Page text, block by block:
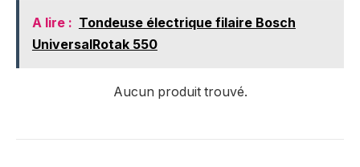
A lire : Tondeuse électrique filaire Bosch
UniversalRotak 550
Aucun produit trouvé.